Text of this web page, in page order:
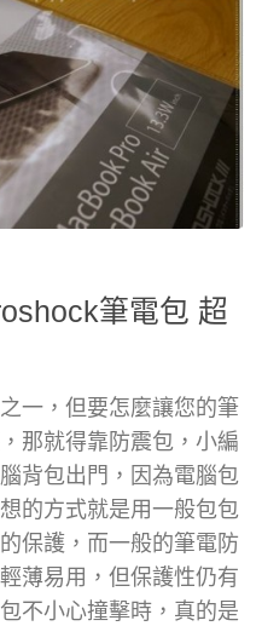
筆電包 超
一，但要怎麼讓您的筆
那就得靠防震包，小編
背包出門，因為電腦包
的方式就是用一般包包
保護，而一般的筆電防
薄易用，但保護性仍有
不小心撞擊時，真的是